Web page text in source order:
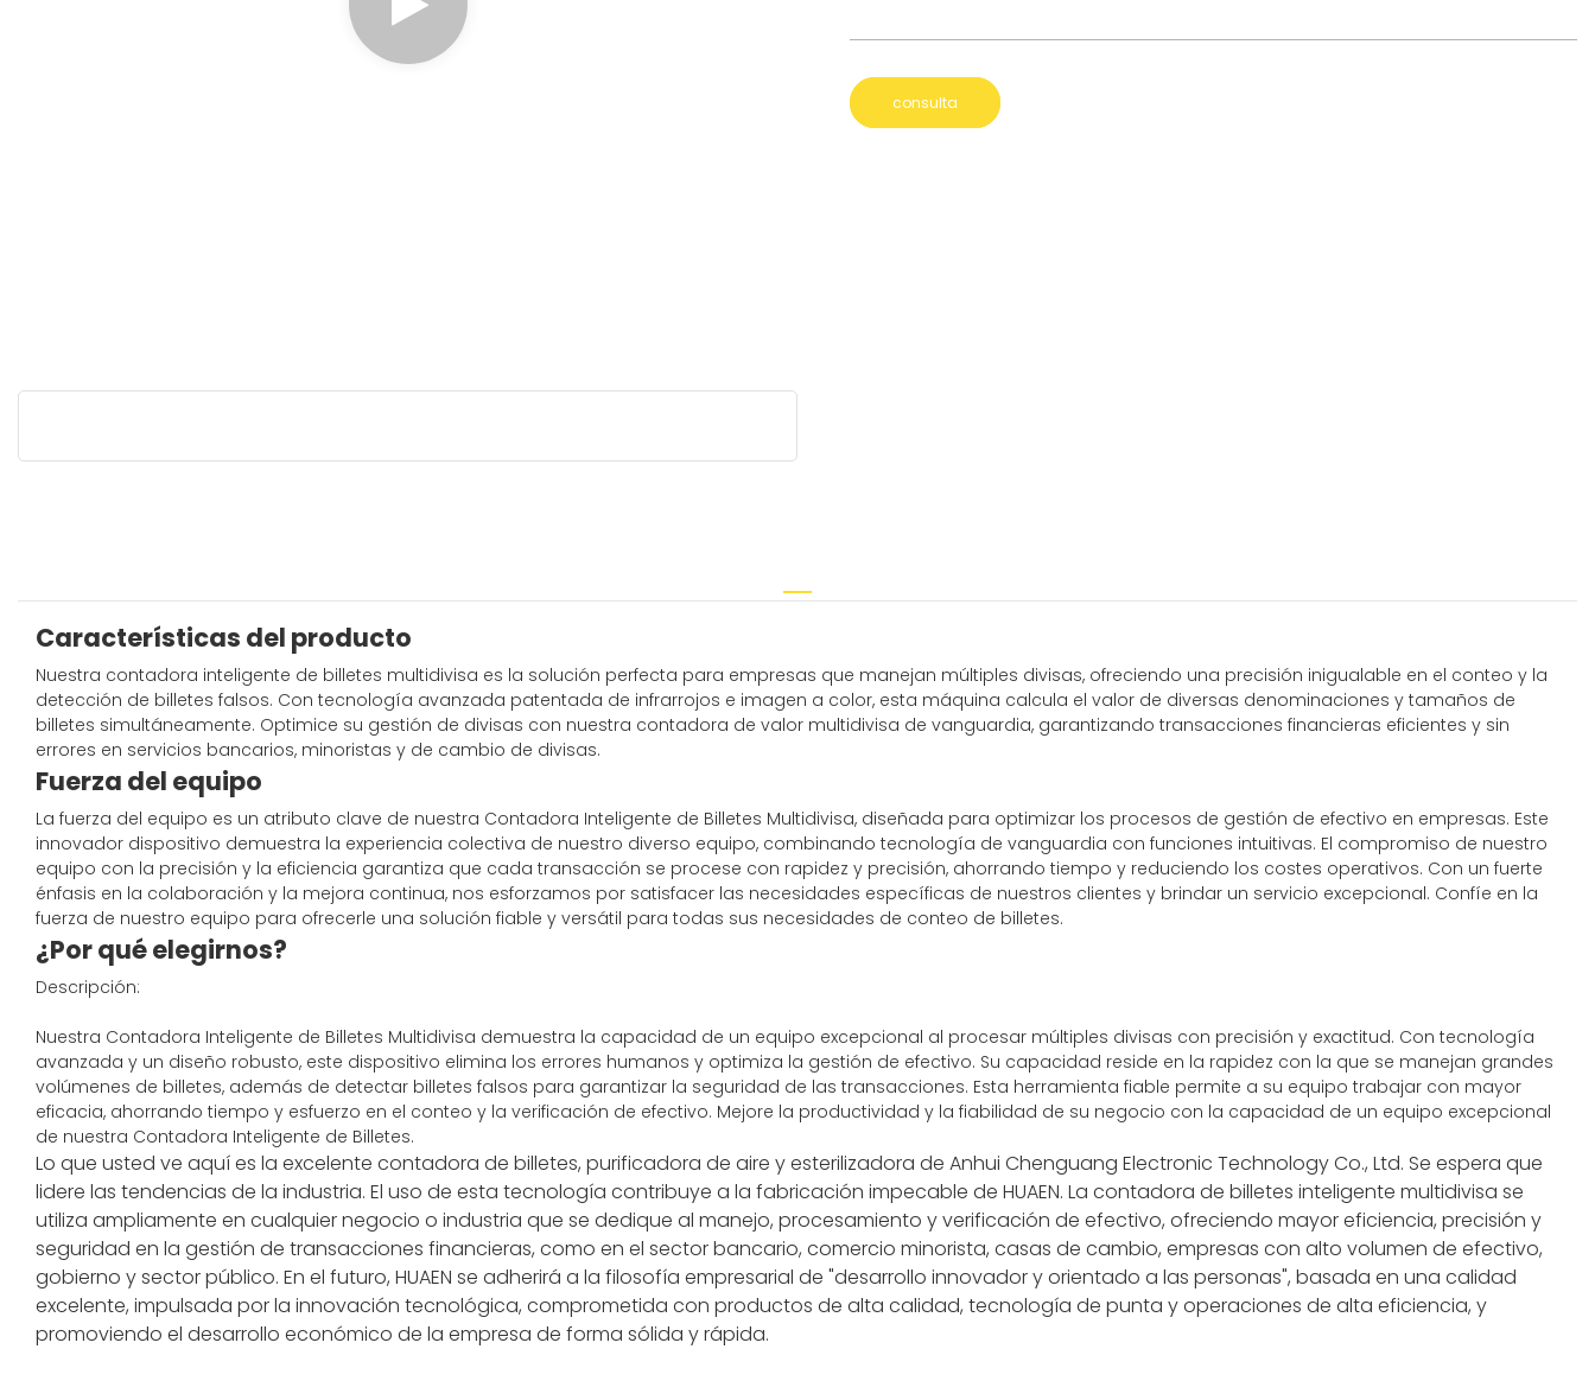
consulta
Características del producto
Nuestra contadora inteligente de billetes multidivisa es la solución perfecta para empresas que manejan múltiples divisas, ofreciendo una precisión inigualable en el conteo y la
detección de billetes falsos. Con tecnología avanzada patentada de infrarrojos e imagen a color, esta máquina calcula el valor de diversas denominaciones y tamaños de
billetes simultáneamente. Optimice su gestión de divisas con nuestra contadora de valor multidivisa de vanguardia, garantizando transacciones financieras eficientes y sin
errores en servicios bancarios, minoristas y de cambio de divisas.
Fuerza del equipo
La fuerza del equipo es un atributo clave de nuestra Contadora Inteligente de Billetes Multidivisa, diseñada para optimizar los procesos de gestión de efectivo en empresas. Este
innovador dispositivo demuestra la experiencia colectiva de nuestro diverso equipo, combinando tecnología de vanguardia con funciones intuitivas. El compromiso de nuestro
equipo con la precisión y la eficiencia garantiza que cada transacción se procese con rapidez y precisión, ahorrando tiempo y reduciendo los costes operativos. Con un fuerte
énfasis en la colaboración y la mejora continua, nos esforzamos por satisfacer las necesidades específicas de nuestros clientes y brindar un servicio excepcional. Confíe en la
fuerza de nuestro equipo para ofrecerle una solución fiable y versátil para todas sus necesidades de conteo de billetes.
¿Por qué elegirnos?
Descripción:
Nuestra Contadora Inteligente de Billetes Multidivisa demuestra la capacidad de un equipo excepcional al procesar múltiples divisas con precisión y exactitud. Con tecnología
avanzada y un diseño robusto, este dispositivo elimina los errores humanos y optimiza la gestión de efectivo. Su capacidad reside en la rapidez con la que se manejan grandes
volúmenes de billetes, además de detectar billetes falsos para garantizar la seguridad de las transacciones. Esta herramienta fiable permite a su equipo trabajar con mayor
eficacia, ahorrando tiempo y esfuerzo en el conteo y la verificación de efectivo. Mejore la productividad y la fiabilidad de su negocio con la capacidad de un equipo excepcional
de nuestra Contadora Inteligente de Billetes.
Lo que usted ve aquí es la excelente contadora de billetes, purificadora de aire y esterilizadora de Anhui Chenguang Electronic Technology Co., Ltd. Se espera que
lidere las tendencias de la industria. El uso de esta tecnología contribuye a la fabricación impecable de HUAEN. La contadora de billetes inteligente multidivisa se
utiliza ampliamente en cualquier negocio o industria que se dedique al manejo, procesamiento y verificación de efectivo, ofreciendo mayor eficiencia, precisión y
seguridad en la gestión de transacciones financieras, como en el sector bancario, comercio minorista, casas de cambio, empresas con alto volumen de efectivo,
gobierno y sector público. En el futuro, HUAEN se adherirá a la filosofía empresarial de "desarrollo innovador y orientado a las personas", basada en una calidad
excelente, impulsada por la innovación tecnológica, comprometida con productos de alta calidad, tecnología de punta y operaciones de alta eficiencia, y
promoviendo el desarrollo económico de la empresa de forma sólida y rápida.